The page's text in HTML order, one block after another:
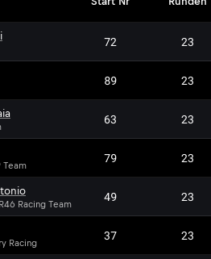
72 23
89 23
63 23
Team 79 23
Racing Team 49 23
Racing 37 23